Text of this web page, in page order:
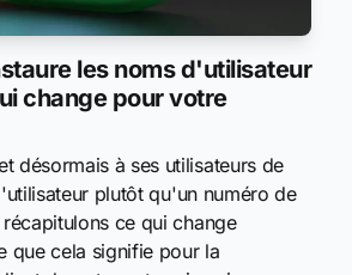
les noms d'utilisateur
change pour votre
désormais à ses utilisateurs de
plutôt qu'un numéro de
ce qui change
que cela signifie pour la